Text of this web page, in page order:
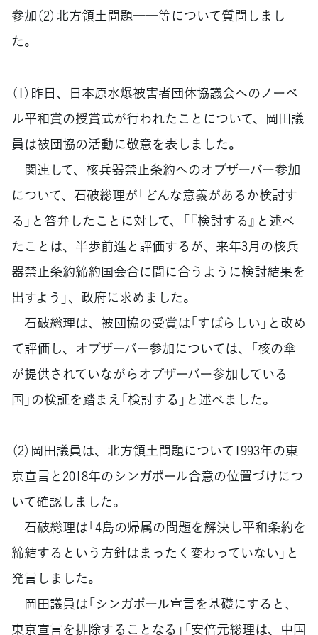
参加（2）北方領土問題――等について質問しまし
た。
（1）昨日、日本原水爆被害者団体協議会へのノーベ
ル平和賞の授賞式が行われたことについて、岡田議
員は被団協の活動に敬意を表しました。
関連して、核兵器禁止条約へのオブザーバー参加
について、石破総理が「どんな意義があるか検討す
る」と答弁したことに対して、「『検討する』と述べ
たことは、半歩前進と評価するが、来年3月の核兵
器禁止条約締約国会合に間に合うように検討結果を
出すよう」、政府に求めました。
石破総理は、被団協の受賞は「すばらしい」と改め
て評価し、オブザーバー参加については、「核の傘
が提供されていながらオブザーバー参加している
国」の検証を踏まえ「検討する」と述べました。
（2）岡田議員は、北方領土問題について1993年の東
京宣言と2018年のシンガポール合意の位置づけにつ
いて確認しました。
石破総理は「4島の帰属の問題を解決し平和条約を
締結するという方針はまったく変わっていない」と
発言しました。
岡田議員は「シンガポール宣言を基礎にすると、
東京宣言を排除することなる」「安倍元総理は、中国